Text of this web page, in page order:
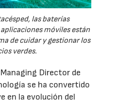
las baterías
móviles están
de cuidar y gestionar los
verdes.
Director de
se ha convertido
en la evolución del